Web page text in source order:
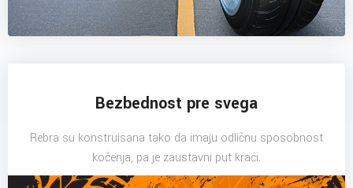
Bezbednost pre svega
Rebra su konstruisana tako da imaju odličnu sposobnost
kočenja, pa je zaustavni put kraći.